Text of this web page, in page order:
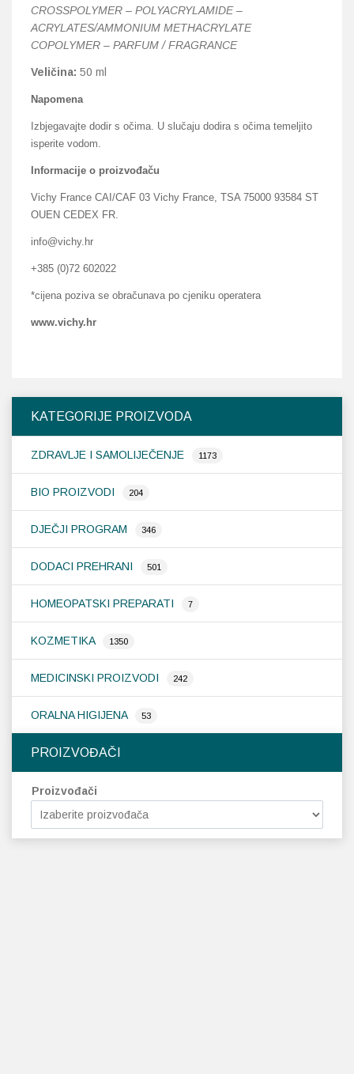
KATEGORIJE PROIZVODA
ZDRAVLJE I SAMOLIJEČENJE 1173
BIO PROIZVODI 204
DJEČJI PROGRAM 346
DODACI PREHRANI 501
HOMEOPATSKI PREPARATI 7
KOZMETIKA 1350
MEDICINSKI PROIZVODI 242
ORALNA HIGIJENA 53
PROIZVOĐAČI
Proizvođači
CROSSPOLYMER – POLYACRYLAMIDE –
ACRYLATES/AMMONIUM METHACRYLATE
COPOLYMER – PARFUM / FRAGRANCE
Veličina: 50 ml
Napomena
Izbjegavajte dodir s očima. U slučaju dodira s očima temeljito
isperite vodom.
Informacije o proizvođaču
Vichy France CAI/CAF 03 Vichy France, TSA 75000 93584 ST
OUEN CEDEX FR.
info@vichy.hr
+385 (0)72 602022
*cijena poziva se obračunava po cjeniku operatera
www.vichy.hr